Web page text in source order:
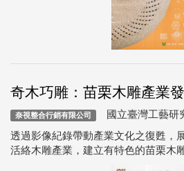
奇木巧雕：苗栗木雕產業
奈視整合行銷有限公司 國立臺灣工藝研
透過影像紀錄帶動產業文化之復甦，
活絡木雕產業，建立有特色的苗栗木